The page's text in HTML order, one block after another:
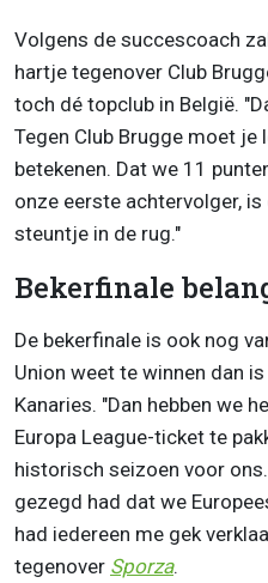
Volgens de succescoach
hartje tegenover Club
toch dé topclub in België.
Tegen Club Brugge moet
betekenen. Dat we 11
onze eerste achtervolger,
steuntje in de rug."
Bekerfinale
De bekerfinale is ook nog
Union weet te winnen dan
Kanaries. "Dan hebben we
Europa League-ticket te
historisch seizoen voor
gezegd had dat we
had iedereen me gek
tegenover Sporza.